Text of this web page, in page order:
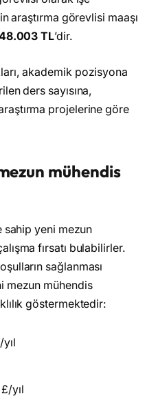
araştırma görevlisi maaşı
TL’dir.
akademik pozisyona
ders sayısına,
projelerine göre
mühendis
sahip yeni mezun
fırsatı bulabilirler.
sağlanması
mezun mühendis
göstermektedir:
yıl